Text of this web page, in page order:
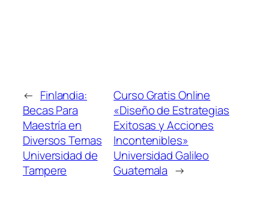
← Finlandia:
Becas Para
Maestría en
Diversos Temas
Universidad de
Tampere
Curso Gratis Online
«Diseño de Estrategias
Exitosas y Acciones
Incontenibles»
Universidad Galileo
Guatemala →